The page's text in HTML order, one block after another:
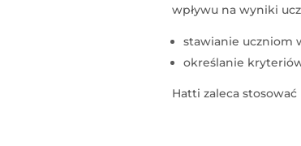
wpływu na wyniki
stawianie uczniom
określanie
Hatti zaleca